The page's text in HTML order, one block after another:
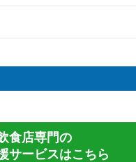
食店専門の
サービスはこちら